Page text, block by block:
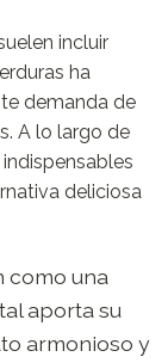
incluir
ha
demanda de
A lo largo de
deliciosa
como una
aporta su
armonioso y